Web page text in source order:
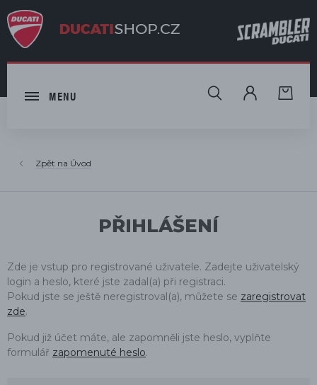
MENU HLEDAT
Úvod
PŘIHLÁŠENÍ
Zde je vstup pro registrované uživatele. Zadejte uživatelský
login a heslo, které jste zadal(a) při registraci.
Pokud jste se ještě neregistroval(a), můžete se zaregistrovat
zde.
Pokud již účet máte, ale zapomněli jste heslo, vyplňte
formulář zapomenuté heslo.